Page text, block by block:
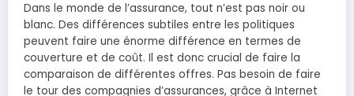
Dans le monde de l’assurance, tout n’est pas noir ou
blanc. Des différences subtiles entre les politiques
peuvent faire une énorme différence en termes de
couverture et de coût. Il est donc crucial de faire la
comparaison de différentes offres. Pas besoin de faire
le tour des compagnies d’assurances, grâce à Internet